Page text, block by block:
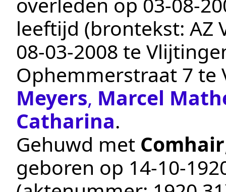
leeftijd (brontekst: AZ
08‑03‑2008 te
Ophemmerstraat 7 te
Meyers, Marcel
Catharina.
Gehuwd met Comhair
geboren op